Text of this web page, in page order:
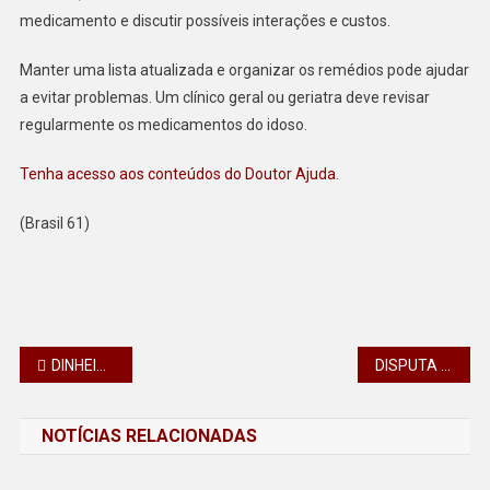
medicamento e discutir possíveis interações e custos.
Manter uma lista atualizada e organizar os remédios pode ajudar
a evitar problemas. Um clínico geral ou geriatra deve revisar
regularmente os medicamentos do idoso.
Tenha acesso aos conteúdos do Doutor Ajuda
(Brasil 61)
Navegação
Post
DINHEIRO ESQUECIDO NOS BANCOS SOMAM R$ 8 BI QUE AINDA NÃO FORAM RESGATADOS
NOTÍCIAS RELACIONADAS